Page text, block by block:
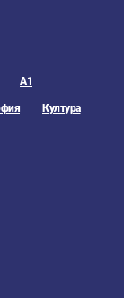
А1
Култура